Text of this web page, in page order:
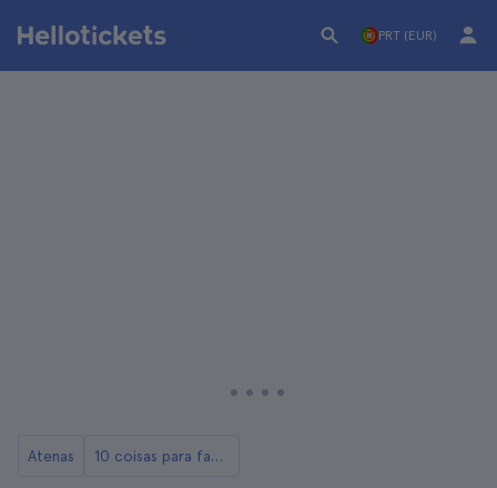
PRT (EUR)
Atenas 10 coisas para fazer em Atenas